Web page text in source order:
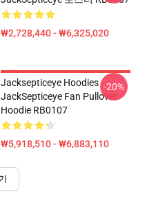
₩2,728,440 - ₩6,325,020
Jacksepticeye Hoodies -
JackSepticeye Fan Pullover
Hoodie RB0107
₩5,918,510 - ₩6,883,110
-20%